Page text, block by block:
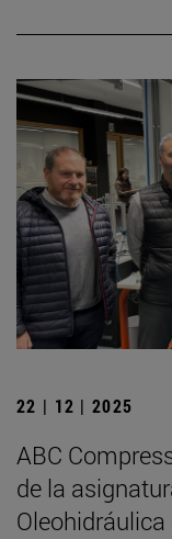
22 | 12 | 2025
ABC
de la
Oleohidráulica